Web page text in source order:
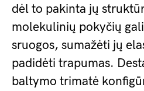
dėl to pakinta jų
molekulinių pokyčių
sruogos, sumažėti jų
padidėti trapumas.
baltymo trimatė